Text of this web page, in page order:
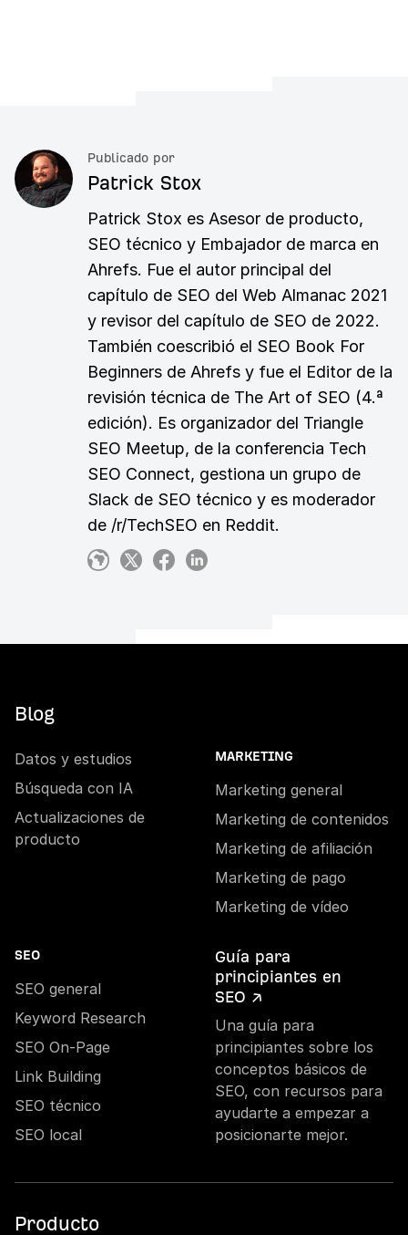
Publicado por
Patrick Stox
Patrick Stox es Asesor de producto,
SEO técnico y Embajador de marca en
Ahrefs. Fue el autor principal del
capítulo de SEO del Web Almanac 2021
y revisor del capítulo de SEO de 2022.
También coescribió el SEO Book For
Beginners de Ahrefs y fue el Editor de la
revisión técnica de The Art of SEO (4.ª
edición). Es organizador del Triangle
SEO Meetup, de la conferencia Tech
SEO Connect, gestiona un grupo de
Slack de SEO técnico y es moderador
de /r/TechSEO en Reddit.
Blog
Datos y estudios
Búsqueda con IA
Actualizaciones de
producto
MARKETING
Marketing general
Marketing de contenidos
Marketing de afiliación
Marketing de pago
Marketing de vídeo
SEO
SEO general
Keyword Research
SEO On-Page
Link Building
SEO técnico
SEO local
Guía para
principiantes en
SEO ↗
Una guía para
principiantes sobre los
conceptos básicos de
SEO, con recursos para
ayudarte a empezar a
posicionarte mejor.
Producto